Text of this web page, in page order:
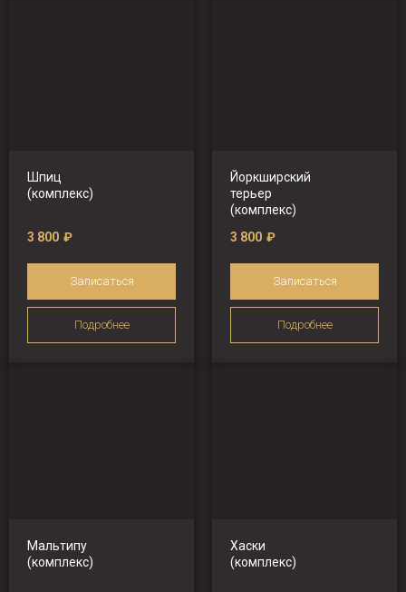
Шпиц
(комплекс)
3 800 ₽
Записаться
Подробнее
Йоркширский
терьер
(комплекс)
3 800 ₽
Записаться
Подробнее
Мальтипу
(комплекс)
Хаски
(комплекс)